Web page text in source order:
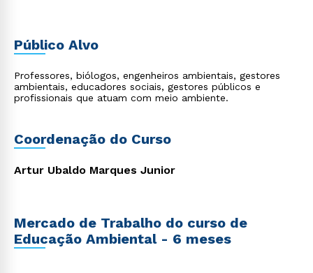
Público Alvo
Professores, biólogos, engenheiros ambientais, gestores
ambientais, educadores sociais, gestores públicos e
profissionais que atuam com meio ambiente.
Coordenação do Curso
Artur Ubaldo Marques Junior
Mercado de Trabalho do curso de
Educação Ambiental - 6 meses